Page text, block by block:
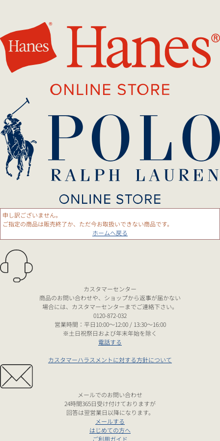
申し訳ございません。
ご指定の商品は販売終了か、ただ今お取扱いできない商品です。
ホームへ戻る
カスタマーセンター
商品のお問い合わせや、ショップから返事が届かない
場合には、カスタマーセンターまでご連絡下さい。
0120-872-032
営業時間：平日10:00～12:00 / 13:30～16:00
※土日祝祭日および年末年始を除く
電話する
カスタマーハラスメントに対する方針について
メールでのお問い合わせ
24時間365日受け付けておりますが
回答は翌営業日以降になります。
メールする
はじめての方へ
ご利用ガイド